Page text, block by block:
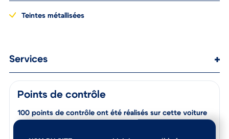
Services
Points de contrôle
100 points de contrôle ont été réalisés sur cette voiture